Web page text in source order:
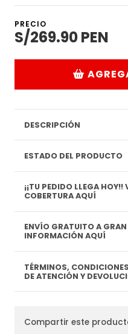
PRECIO
S/269.90 PEN
DESCRIPCIÓN
ESTADO DEL PRODUCTO
¡¡TU PEDIDO LLEGA HOY!! VER TÉRMINOS Y
COBERTURA AQUÍ
ENVÍO GRATUITO A GRAN
INFORMACIÓN AQUÍ
TÉRMINOS,
DE ATENCIÓN Y
Compartir este